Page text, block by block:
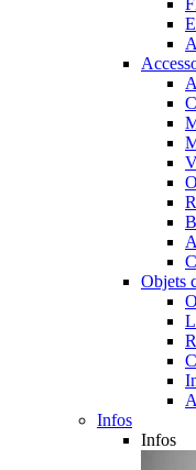
Objets
Infos
Infos